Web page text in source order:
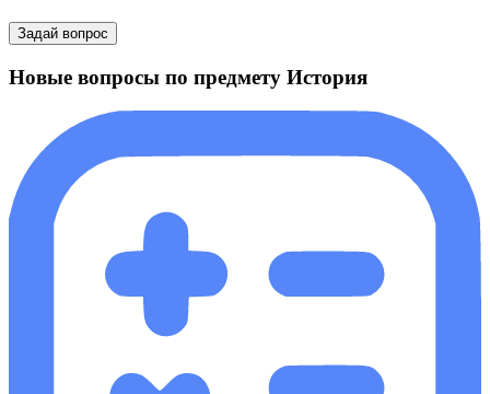
Задай вопрос
Новые вопросы по предмету История